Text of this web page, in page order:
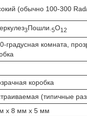
(обычно 100-300
3Пошли. 5О12
градусная комната,
коробка
(типичные
х 8 мм х 5 мм